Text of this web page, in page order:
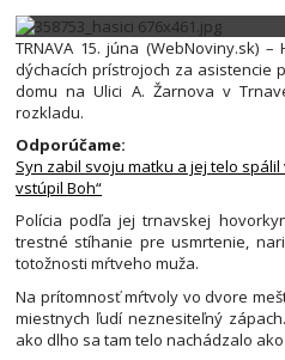
TRNAVA 15. júna (WebNoviny.sk)
dýchacích prístrojoch za asistencie
domu na Ulici A. Žarnova v
rozkladu.
Odporúčame:
Syn zabil svoju matku a jej telo
vstúpil Boh“
Polícia podľa jej trnavskej
trestné stíhanie pre usmrtenie,
totožnosti mŕtveho muža.
Na prítomnosť mŕtvoly vo dvore
miestnych ľudí neznesiteľný
ako dlho sa tam telo nachádzalo